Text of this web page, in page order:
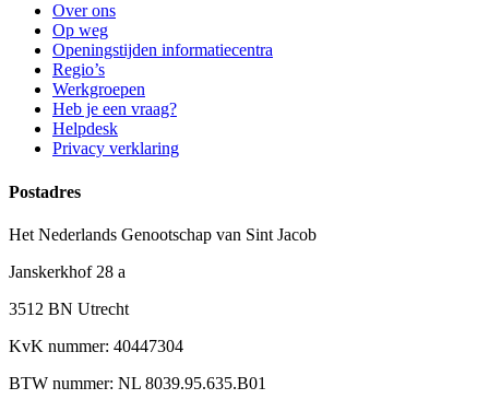
Over ons
Op weg
Openingstijden informatiecentra
Regio’s
Werkgroepen
Heb je een vraag?
Helpdesk
Privacy verklaring
Postadres
Het Nederlands Genootschap van Sint Jacob
Janskerkhof 28 a
3512 BN Utrecht
KvK nummer: 40447304
BTW nummer: NL 8039.95.635.B01